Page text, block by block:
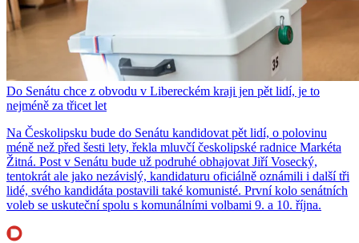
Do Senátu chce z obvodu v Libereckém kraji jen pět lidí, je to
nejméně za třicet let
Na Českolipsku bude do Senátu kandidovat pět lidí, o polovinu
méně než před šesti lety, řekla mluvčí českolipské radnice Markéta
Žitná. Post v Senátu bude už podruhé obhajovat Jiří Vosecký,
tentokrát ale jako nezávislý, kandidaturu oficiálně oznámili i další tři
lidé, svého kandidáta postavili také komunisté. První kolo senátních
voleb se uskuteční spolu s komunálními volbami 9. a 10. října.